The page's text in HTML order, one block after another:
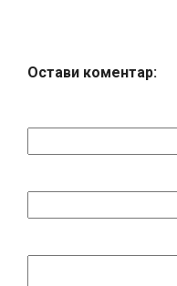
Остави коментар: